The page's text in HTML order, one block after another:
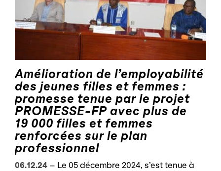
Amélioration de l’employabilité
des jeunes filles et femmes :
promesse tenue par le projet
PROMESSE-FP avec plus de
19 000 filles et femmes
renforcées sur le plan
professionnel
06.12.24 – Le 05 décembre 2024, s’est tenue à